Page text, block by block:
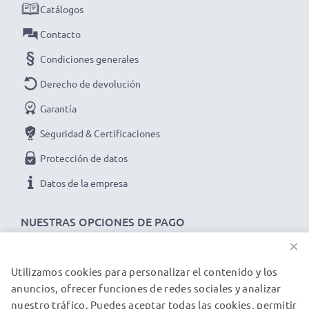
temperaturas - Especialmente resistente a la
intemperie
potencia y rendimiento para hasta 1000 ciclos de carga
Datos técnicos del battery pack de repuesto BP-
LP1230 para tu dispositivo Mitac Mio Digiwalker
269 plus, Mio DigiWalker 268 plus, Mio C510:
Capacidad: 1250mAh
Voltaje: 3.6V - 3.7V
Dimensiones: 49.56 x 36.12 x 6.46mm
★ 3 años de garantía ★
Somos un distribuidor internacional especializado en
productos de alta calidad. ¡Por esa razón ofrecemos 3
NUESTRAS OPCIONES DE PAGO
Catálogos
Contacto
Condiciones generales
Derecho de devolución
Garantía
Seguridad & Certificaciones
Protección de datos
Datos de la empresa
NUESTROS PARTNERS DE ENVÍO
×
Utilizamos cookies para personalizar el contenido y los
anuncios, ofrecer funciones de redes sociales y analizar
nuestro tráfico. Puedes aceptar todas las cookies, permitir